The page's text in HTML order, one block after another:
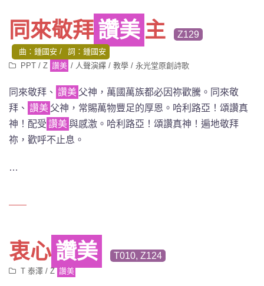
同來敬拜讚美 主 Z129
曲：鍾國安
詞：鍾國安
PPT / Z 讚美 / 人聲演繹 /教學 /永光堂原創詩歌
同來敬拜、 讚美 父神 ，萬國萬族都必因祢歡騰。同來敬
拜、 讚美 父神，常賜萬物豐足的厚恩。哈利路亞！頌讚真
神！配受 讚美與感激。哈利路亞！頌讚真神！遍地敬拜
祢，歡呼不止息。
…
衷心讚美 T010, Z124
T 泰澤 / Z 讚美